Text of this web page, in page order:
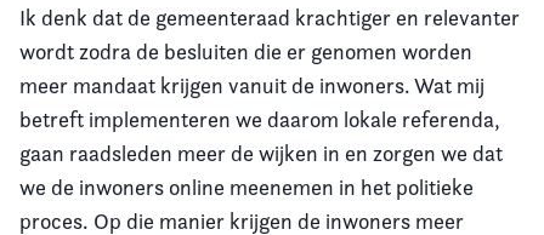
Ik denk dat de gemeenteraad krachtiger en relevanter
wordt zodra de besluiten die er genomen worden
meer mandaat krijgen vanuit de inwoners. Wat mij
betreft implementeren we daarom lokale referenda,
gaan raadsleden meer de wijken in en zorgen we dat
we de inwoners online meenemen in het politieke
proces. Op die manier krijgen de inwoners meer